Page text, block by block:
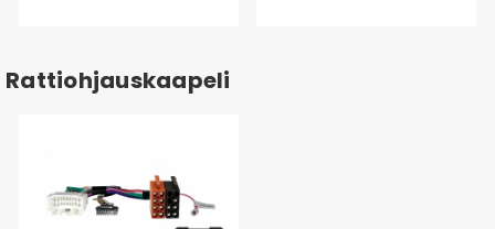
Rattiohjauskaapeli